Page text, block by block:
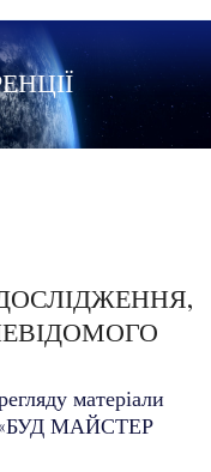
матеріали
«БУД МАЙСТЕР